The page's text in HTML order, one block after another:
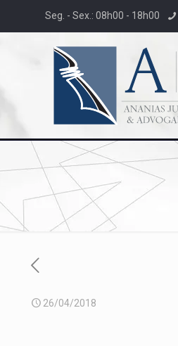
Seg. - Sex.: 08h00 - 18h00
26/04/2018